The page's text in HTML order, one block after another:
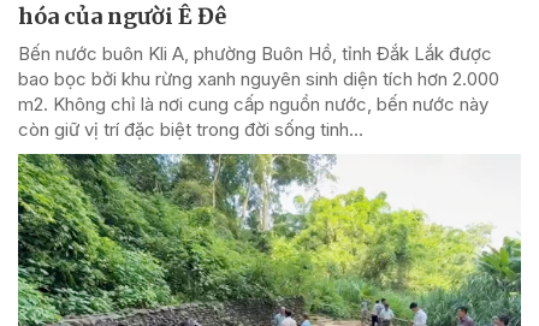
hóa của người Ê Đê
Bến nước buôn Kli A, phường Buôn Hồ, tỉnh Đắk Lắk được
bao bọc bởi khu rừng xanh nguyên sinh diện tích hơn 2.000
m2. Không chỉ là nơi cung cấp nguồn nước, bến nước này
còn giữ vị trí đặc biệt trong đời sống tinh...